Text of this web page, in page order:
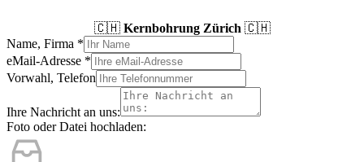
🇨🇭 Kernbohrung Zürich 🇨🇭
Name, Firma *
eMail-Adresse *
Vorwahl, Telefon
Ihre Nachricht an uns:
Foto oder Datei hochladen: